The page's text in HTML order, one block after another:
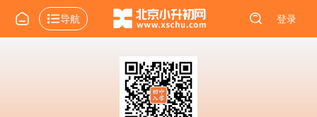
导航 登录